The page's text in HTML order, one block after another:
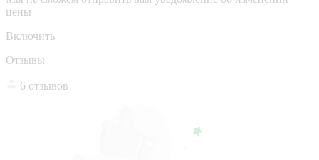
цены
Включить
Отзывы
6 отзывов